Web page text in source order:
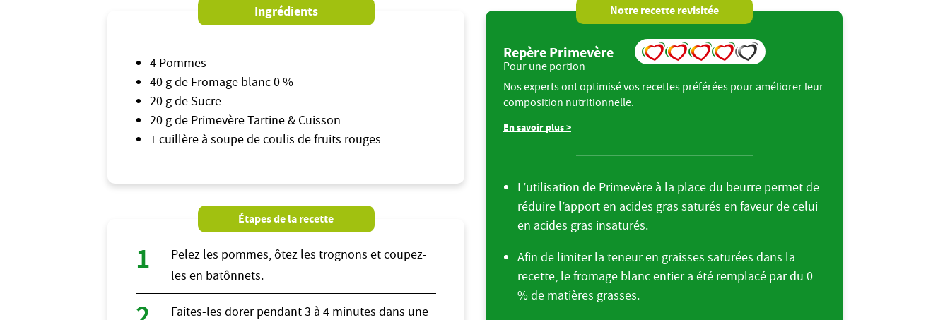
Ingrédients
4 Pommes
40 g de Fromage blanc 0 %
20 g de Sucre
20 g de Primevère Tartine & Cuisson
1 cuillère à soupe de coulis de fruits rouges
Étapes de la recette
Pelez les pommes, ôtez les trognons et coupez-
les en batônnets.
Faites-les dorer pendant 3 à 4 minutes dans une
Notre recette revisitée
Repère Primevère
Pour une portion
Nos experts ont optimisé vos recettes préférées pour améliorer leur
composition nutritionnelle.
En savoir plus >
L’utilisation de Primevère à la place du beurre permet de
réduire l’apport en acides gras saturés en faveur de celui
en acides gras insaturés.
Afin de limiter la teneur en graisses saturées dans la
recette, le fromage blanc entier a été remplacé par du 0
% de matières grasses.